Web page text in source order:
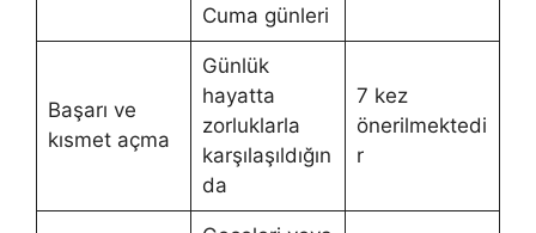
Cuma günleri
Başarı ve
kısmet açma
Günlük
hayatta
zorluklarla
karşılaşıldığın
da
7 kez
önerilmektedi
r